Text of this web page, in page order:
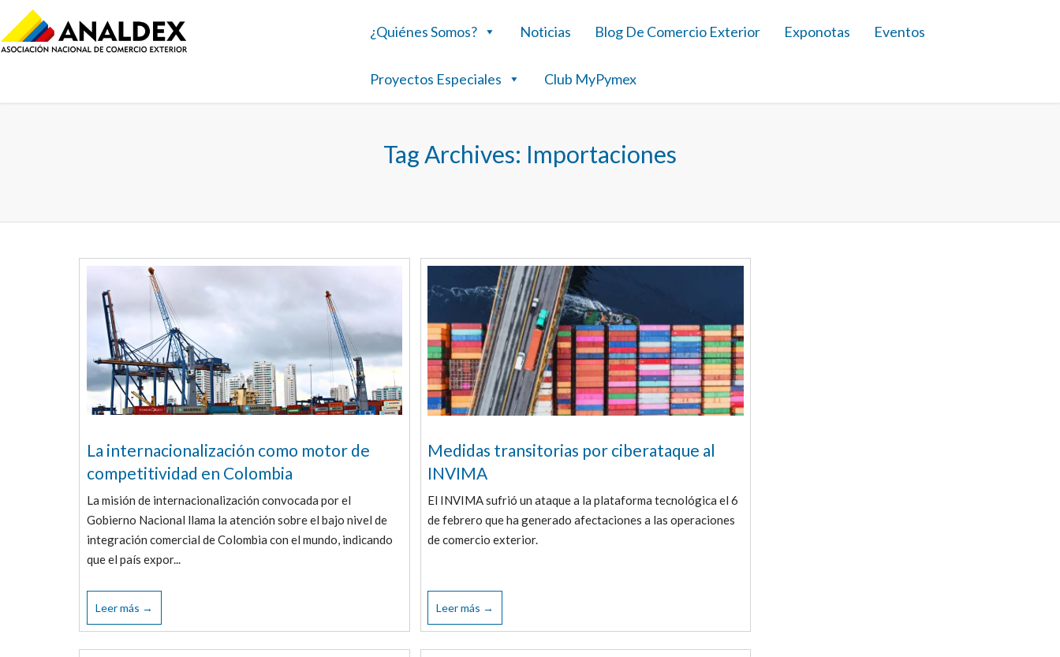
¿Quiénes Somos? Noticias Blog De Comercio Exterior Exponotas Eventos
Proyectos Especiales Club MyPymex
Tag Archives: Importaciones
La internacionalización como motor de
competitividad en Colombia
La misión de internacionalización convocada por el
Gobierno Nacional llama la atención sobre el bajo nivel de
integración comercial de Colombia con el mundo, indicando
que el país expor...
Leer más →
Medidas transitorias por ciberataque al
INVIMA
El INVIMA sufrió un ataque a la plataforma tecnológica el 6
de febrero que ha generado afectaciones a las operaciones
de comercio exterior.
Leer más →